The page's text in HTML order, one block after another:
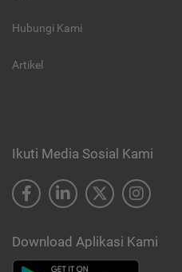
Hubungi Kami
Artikel
Ikuti Media Sosial Kami
Download Aplikasi Kami